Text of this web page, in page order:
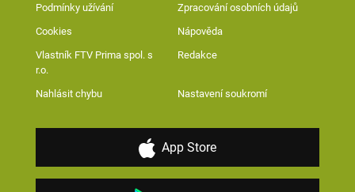
Podmínky užívání Zpracování osobních údajů
Cookies Nápověda
Vlastník FTV Prima spol. s
r.o.
Redakce
Nahlásit chybu Nastavení soukromí
App Store